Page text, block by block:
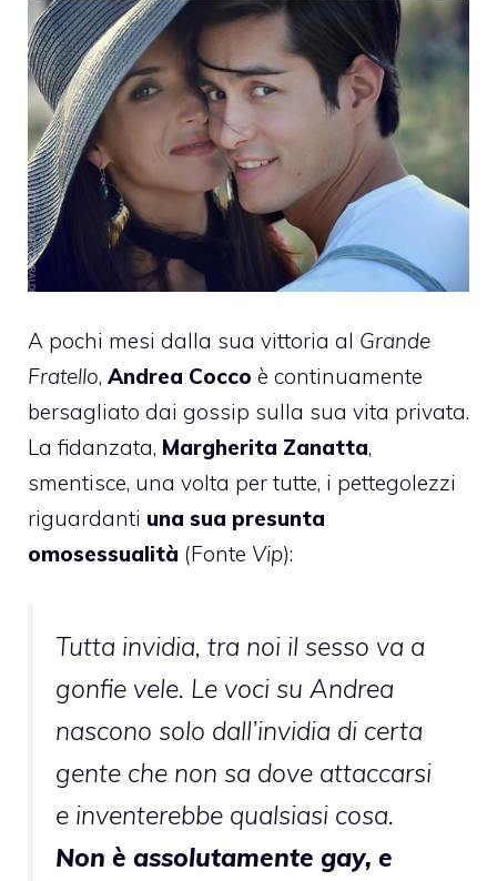
A pochi mesi dalla sua vittoria al Grande
Fratello, Andrea Cocco è continuamente
bersagliato dai gossip sulla sua vita privata.
La fidanzata, Margherita Zanatta,
smentisce, una volta per tutte, i pettegolezzi
riguardanti una sua presunta
omosessualità (Fonte Vip):
Tutta invidia, tra noi il sesso va a
gonfie vele. Le voci su Andrea
nascono solo dall’invidia di certa
gente che non sa dove attaccarsi
e inventerebbe qualsiasi cosa.
Non è assolutamente gay, e